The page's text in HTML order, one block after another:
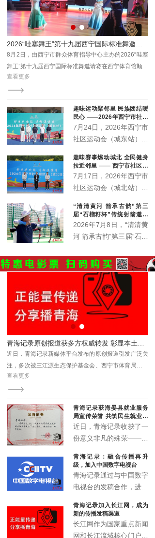
脉、共赴乡村文旅新盛
宴。
8月2日，由西宁市群众体育指导中心主办的2026“哇塞
舞王”第十九届西宁国际标准舞邀请赛在西宁体育馆顺利
收官。
查看更多
趣味运动聚邻里 民族团结暖
民心 ——2026年西宁市社区
运动会城东站激情开赛
7月24日，2026年西宁市
社区运动会（城东站）在
开赛。来自辖区各社区、
企事业单位的近400名各
族群众齐聚一堂，在家门
约。本站赛事由西宁市体
育局主办，市群众体育指
导中心、城东区总工会、
火车站街道办事处、青海
护您坊企业管理有限公司
联合承办。
趣味赛事燃动城北 全民健身
拉近邻里 —— 西宁市社区运
动会城北站火热开赛
7月17日，2026年西宁市
社区运动会（城北站）在
开赛，350余名辖区各族
居民齐聚赛场，共赴家门
口的趣味运动之约。
“清清黄河 箭承古韵”第三
届“石榴籽杯”传统射箭邀请
赛开赛
2026年7月8日，“清清黄
河 箭承古韵”第三届“石榴
青海省第六届全民健身大
会西宁赛区射箭比赛在西
宁市城东区全民健身中心
射箭场正式拉开帷幕。
近日，青海记录新媒体平台发布的原创报道引发广泛关
注，多次被三江源生态保护基金会、西宁市体育局、青
海省企业信用协会、湟源县教育局等单位转发引用，被
视为具有媒体关注度的权威转载内容。
查看更多
青海记录获海晏县就业服务
局宣传荣誉 共筑民生就业宣
传新篇
近日，青海记录收获了一
份意义非凡的殊荣——来
传鼓励荣誉证书。这一荣
誉不仅是对青海记录过往
宣传工作的高度认可，更
宣传事业发展的有力见
证。
青海记录：融合传播再升
级，加入中国数字电视台
青海记录通过与中国数字
电视台的发稿合作，进一
阵，实现了青海故事的多
渠道、多层次、多形态传
播，为高原地区文化传播
青海记录加入长江网，成为
新的传播发稿渠道
长江网作为国家重点新闻
网和长江流域核心门户，